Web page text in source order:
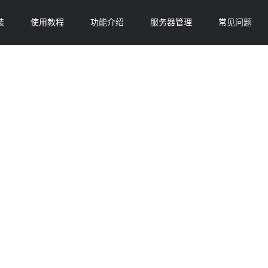
使用教程 功能介绍 服务器管理 常见问题